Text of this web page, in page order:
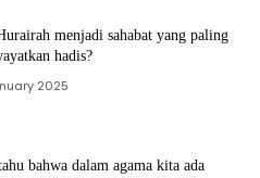
menjadi sahabat yang paling
hadis?
2025
bahwa dalam agama kita ada